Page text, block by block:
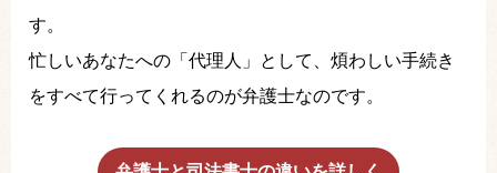
す。
忙しいあなたへの「代理人」として、煩わしい手続き
をすべて行ってくれるのが弁護士なのです。